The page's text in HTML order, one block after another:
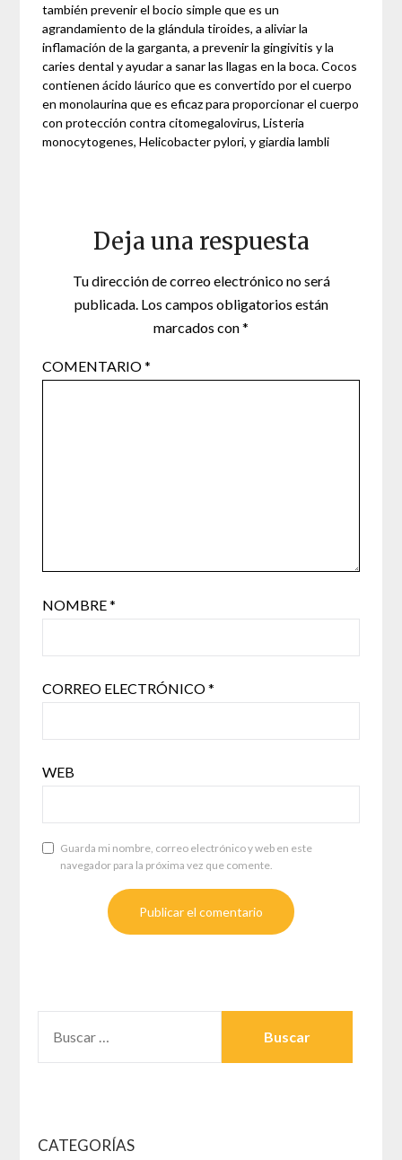
también prevenir el bocio simple que es un
agrandamiento de la glándula tiroides, a aliviar la
inflamación de la garganta, a prevenir la gingivitis y la
caries dental y ayudar a sanar las llagas en la boca. Cocos
contienen ácido láurico que es convertido por el cuerpo
en monolaurina que es eficaz para proporcionar el cuerpo
con protección contra citomegalovirus, Listeria
monocytogenes, Helicobacter pylori, y giardia lambli
Deja una respuesta
Tu dirección de correo electrónico no será
publicada. Los campos obligatorios están
marcados con*
COMENTARIO*
NOMBRE*
CORREO ELECTRÓNICO*
WEB
Guarda mi nombre, correo electrónico y web en este
navegador para la próxima vez que comente.
CATEGORÍAS